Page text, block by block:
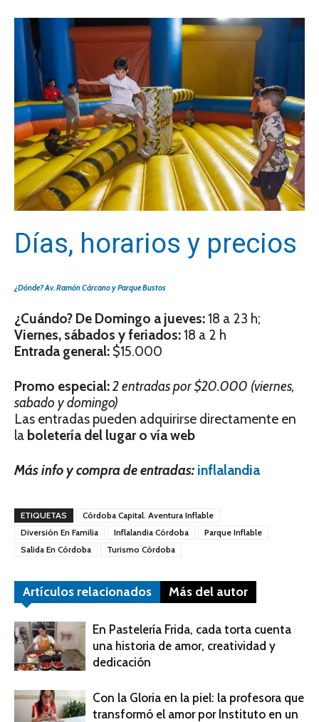
Días, horarios y precios
¿Dónde? Av. Ramón Cárcano y Parque Bustos
¿Cuándo? De Domingo a jueves:18 a 23 h;
Viernes, sábados y feriados:18 a 2 h
Entrada general: $15.000
Promo especial:2 entradas por $20.000 (viernes,
sabado y domingo)
Las entradas pueden adquirirse directamente en
la boletería del lugar o vía web
Más info y compra de entradas: inflalandia
ETIQUETAS
Córdoba Capital. Aventura Inflable
Diversión En Familia
Inflalandia Córdoba
Parque Inflable
Salida En Córdoba
Turismo Córdoba
Artículos relacionados Más del autor
En Pastelería Frida, cada torta cuenta
una historia de amor, creatividad y
dedicación
Con la Gloria en la piel: la profesora que
transformó el amor por Instituto en un